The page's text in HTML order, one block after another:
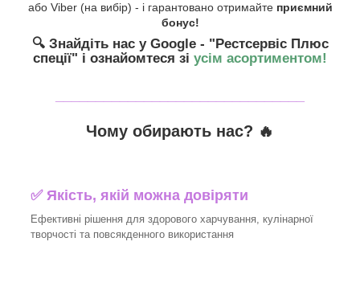
або Viber (на вибір) - і гарантовано отримайте приємний
бонус!
🔍 Знайдіть нас у Google - "Рестсервіс Плюс
спеції" і ознайомтеся зі усім асортиментом!
Чому обирають нас? 🔥
✅ Якість, якій можна довіряти
Ефективні рішення для здорового харчування, кулінарної
творчості та повсякденного використання